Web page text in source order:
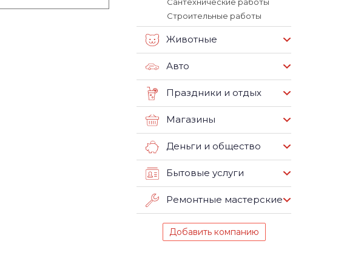
Строительные работы
Животные
Авто
Праздники и отдых
Магазины
Деньги и общество
Бытовые услуги
Ремонтные мастерские
Добавить компанию